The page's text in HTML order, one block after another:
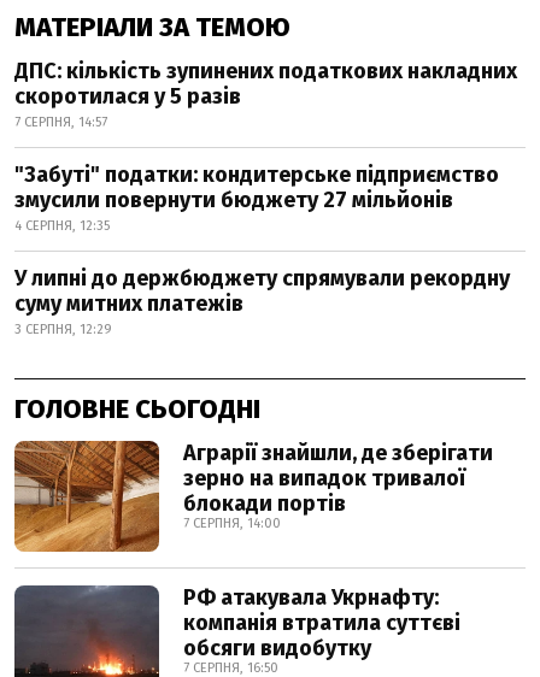
МАТЕРІАЛИ ЗА ТЕМОЮ
ДПС: кількість зупинених податкових накладних
скоротилася у 5 разів
7 СЕРПНЯ, 14:57
"Забуті" податки: кондитерське підприємство
змусили повернути бюджету 27 мільйонів
4 СЕРПНЯ, 12:35
У липні до держбюджету спрямували рекордну
суму митних платежів
3 СЕРПНЯ, 12:29
ГОЛОВНЕ СЬОГОДНІ
Аграрії знайшли, де зберігати
зерно на випадок тривалої
блокади портів
7 СЕРПНЯ, 14:00
РФ атакувала Укрнафту:
компанія втратила суттєві
обсяги видобутку
7 СЕРПНЯ, 16:50